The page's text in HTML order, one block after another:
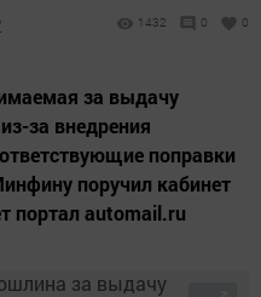
1432 0 0
за выдачу
за внедрения
поправки
поручил кабинет
портал automail.ru